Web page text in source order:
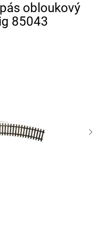
obloukový
85043